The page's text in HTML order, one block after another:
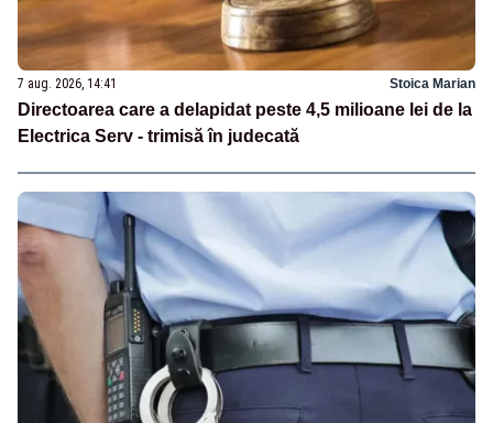
7 aug. 2026, 14:41 Stoica Marian
Directoarea care a delapidat peste 4,5 milioane lei de la
Electrica Serv - trimisă în judecată